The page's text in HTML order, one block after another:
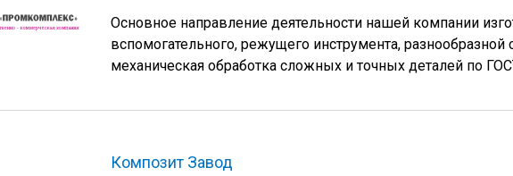
Основное направление деятельности нашей компании
вспомогательного, режущего инструмента, разнообразной
механическая обработка сложных и точных деталей по
Композит Завод